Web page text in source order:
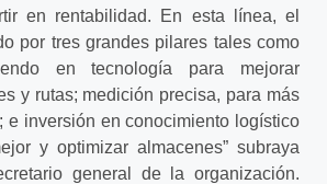
en rentabilidad. En esta línea, el
por tres grandes pilares tales como
en tecnología para mejorar
y rutas; medición precisa, para más
e inversión en conocimiento logístico
y optimizar almacenes” subraya
general de la organización.